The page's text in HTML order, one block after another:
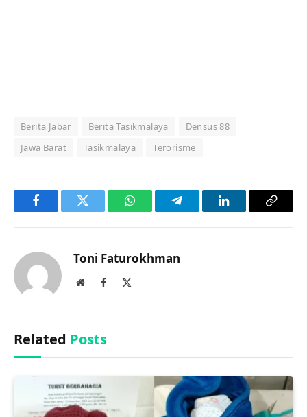
Berita Jabar Berita Tasikmalaya
Densus 88
Jawa Barat
Tasikmalaya Terorisme
FacebookTwitter WhatsAppTelegramLinkedInCopy
Toni Faturokhman
WebsiteFacebook
Related Posts